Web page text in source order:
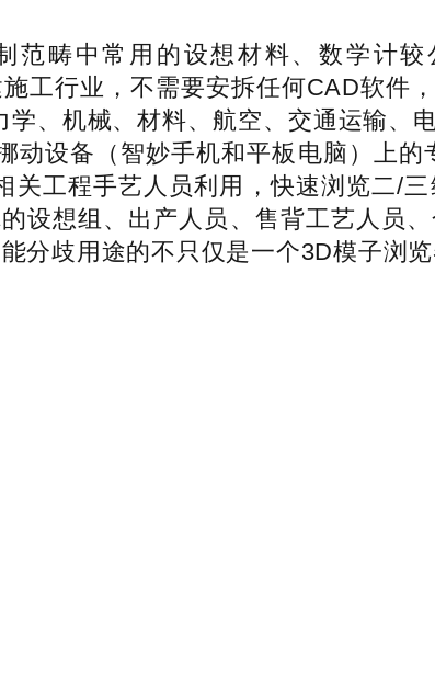
畴中常用的设想材料、数学计较
工行业，不需要安拆任何CAD软件
、机械、材料、航空、交通运输、
设备（智妙手机和平板电脑）上
工程手艺人员利用，快速浏览二/
设想组、出产人员、售背工艺人员
分歧用途的不只仅是一个3D模子浏览